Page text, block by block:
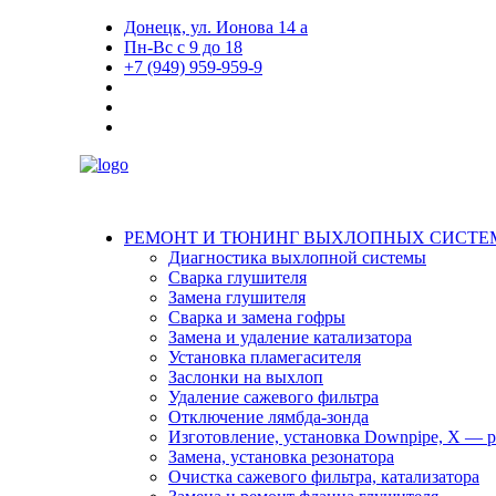
Донецк, ул. Ионова 14 а
Пн-Вс с 9 до 18
+7 (949) 959-959-9
РЕМОНТ И ТЮНИНГ ВЫХЛОПНЫХ
Диагностика выхлопной системы
Сварка глушителя
Замена глушителя
Сварка и замена гофры
Замена и удаление катализатора
Установка пламегасителя
Заслонки на выхлоп
Удаление сажевого фильтра
Отключение лямбда-зонда
Изготовление, установка Downpipe, X —
Замена, установка резонатора
Очистка сажевого фильтра, катализатора